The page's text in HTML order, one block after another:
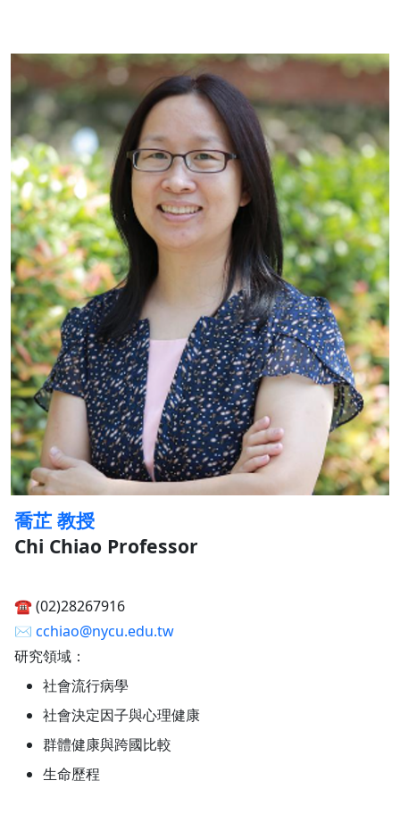
喬芷 教授
Chi Chiao Professor
☎︎ (02)28267916
✉︎ cchiao@nycu.edu.tw
研究領域：
社會流行病學
社會決定因子與心理健康
群體健康與跨國比較
生命歷程